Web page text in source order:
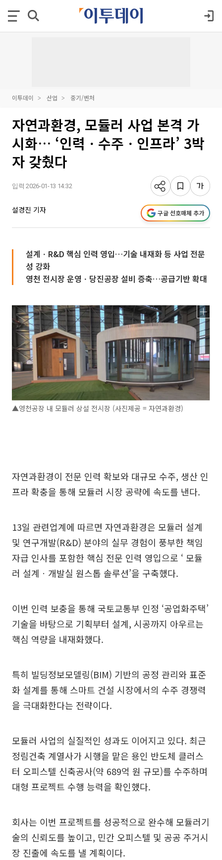
이투데이 산업 중기/벤처
자연과환경, 모듈러 사업 본격 가
시화… ‘인력ㆍ수주ㆍ인프라’ 3박
자 갖췄다
입력 2026-01-13 14:32
설경진 기자 구글 선호매체 추가
설계ㆍR&D 핵심 인력 영입…기술 내재화 등 사업 전문
성 강화
영천 전시장 운영ㆍ당진공장 설비 증축…공급기반 확대
▲영천공장 내 모듈러 상설 전시장 (사진제공 = 자연과환경)
자연과환경이 전문 인력 확보와 대규모 수주, 생산 인
프라 확충을 통해 모듈러 시장 공략에 속도를 낸다.
13일 관련업계에 따르면 자연과환경은 모듈러 설계
및 연구개발(R&D) 분야의 실무 경험이 풍부한 책임
자급 인사를 포함한 핵심 전문 인력 영입으로 ‘ 모듈
러 설계ㆍ개발실 원스톱 솔루션’을 구축했다.
이번 인력 보충을 통해 국토교통부 인정 ‘공업화주택’
기술을 바탕으로 기획부터 설계, 시공까지 아우르는
핵심 역량을 내재화했다.
특히 빌딩정보모델링(BIM) 기반의 공정 관리와 표준
화 설계를 통해 스마트 건설 시장에서의 수주 경쟁력
을 극대화한다는 전략이다.
모듈러 사업의 실질적인 성과도 이어지고 있다. 최근
정림건축 계열사가 시행을 맡은 용인 반도체 클러스
터 오피스텔 신축공사(약 689억 원 규모)를 수주하며
대형 프로젝트 수행 능력을 확인했다.
회사는 이번 프로젝트를 성공적으로 완수해 모듈러기
술의 신뢰도를 높이고, 민간 오피스텔 및 공공 주거시
장 진출에 속도를 낼 계획이다.